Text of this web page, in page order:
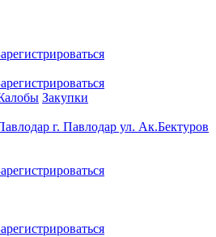
Закупки
г. Павлодар ул. Ак.Бектуров